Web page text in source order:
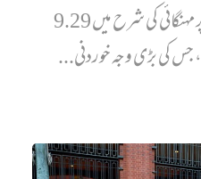
پاکستان میں ہفتہ وار بنیادوں پر مہنگائی کی شرح میں 9.29
جس کی بڑی وجہ خوردنی...